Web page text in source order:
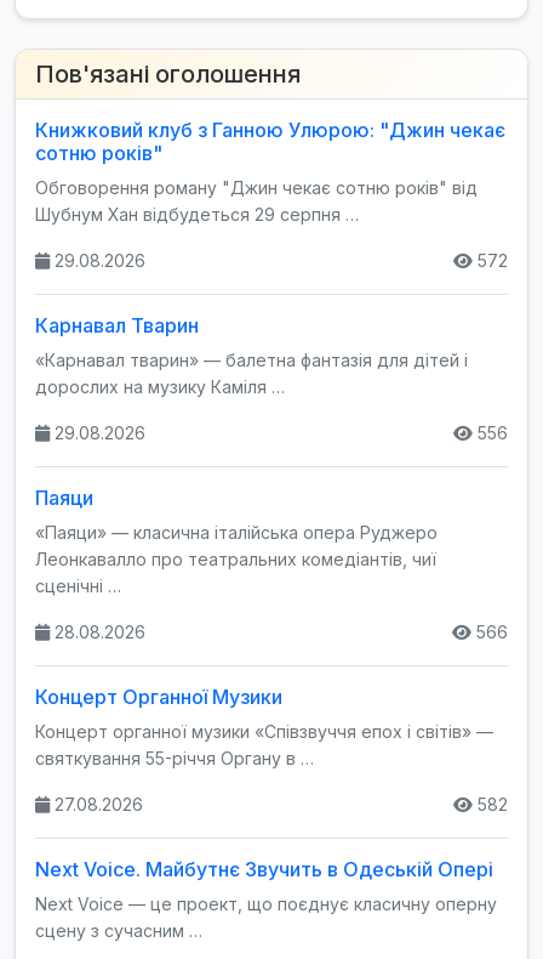
Пов'язані оголошення
Книжковий клуб з Ганною Улюрою: "Джин чекає
сотню років"
Обговорення роману "Джин чекає сотню років" від
Шубнум Хан відбудеться 29 серпня …
29.08.2026 572
Карнавал Тварин
«Карнавал тварин» — балетна фантазія для дітей і
дорослих на музику Каміля …
29.08.2026 556
Паяци
«Паяци» — класична італійська опера Руджеро
Леонкавалло про театральних комедіантів, чиї
сценічні …
28.08.2026 566
Концерт Органної Музики
Концерт органної музики «Співзвуччя епох і світів» —
святкування 55-річчя Органу в …
27.08.2026 582
Next Voice. Майбутнє Звучить в Одеській Опері
Next Voice — це проект, що поєднує класичну оперну
сцену з сучасним …